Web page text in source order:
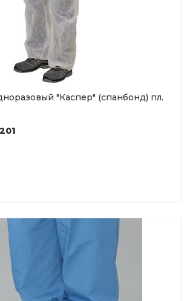
"Каспер" (спанбонд) пл.